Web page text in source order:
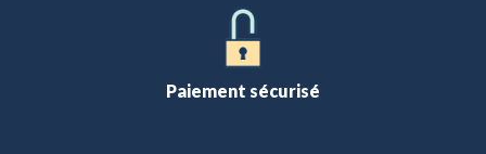
Paiement sécurisé